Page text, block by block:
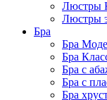
Люстры
Люстры
Бра
Бра
Бра
Бра с
Бра с
Бра